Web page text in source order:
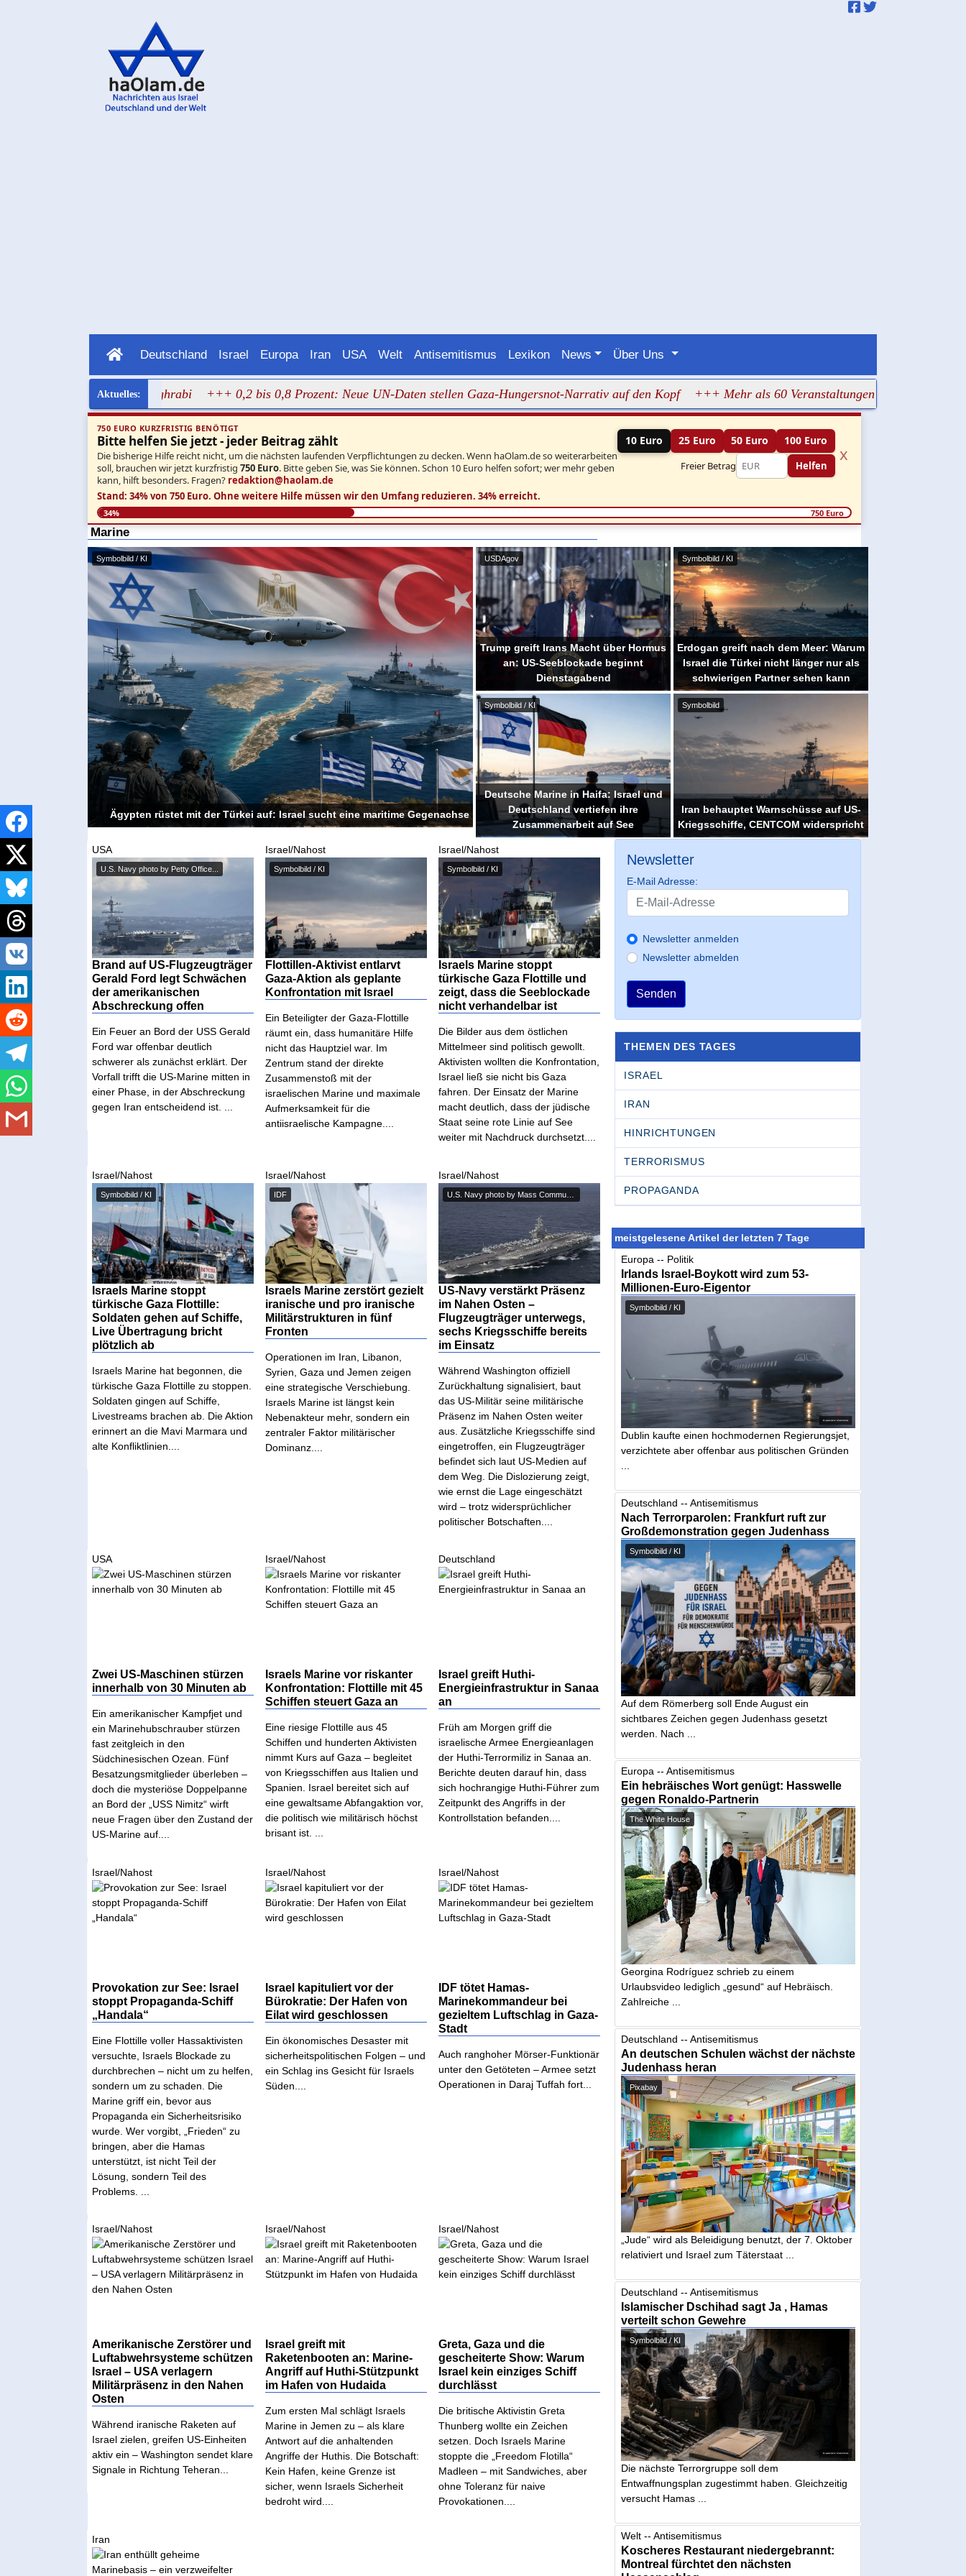
Deutschland Israel Europa Iran USA Welt Antisemitismus Lexikon News Über Uns
Bild von Dalal Mughrabi +++ 0,2 bis 0,8 Prozent: Neue UN-Daten stellen Gaza-Hungersnot-Narrativ auf den Kopf +++ Mehr als 60 Veranstaltungen machen jüdisches
750 EURO KURZFRISTIG BENÖTIGT
Bitte helfen Sie jetzt - jeder Beitrag zählt
Die bisherige Hilfe reicht nicht, um die nächsten laufenden Verpflichtungen zu decken. Wenn haOlam.de so weiterarbeiten
soll, brauchen wir jetzt kurzfristig 750 Euro. Bitte geben Sie, was Sie können. Schon 10 Euro helfen sofort; wer mehr geben
kann, hilft besonders. Fragen? redaktion@haolam.de
10 Euro 25 Euro 50 Euro 100 Euro
Freier Betrag Helfen
x
Stand: 34% von 750 Euro. Ohne weitere Hilfe müssen wir den Umfang reduzieren. 34% erreicht.
34% 750 Euro
Marine
Symbolbild / KI
Ägypten rüstet mit der Türkei auf: Israel sucht eine maritime Gegenachse
USDAgov
Trump greift Irans Macht über Hormus
an: US-Seeblockade beginnt
Dienstagabend
Symbolbild / KI
Erdogan greift nach dem Meer: Warum
Israel die Türkei nicht länger nur als
schwierigen Partner sehen kann
Symbolbild / KI
Deutsche Marine in Haifa: Israel und
Deutschland vertiefen ihre
Zusammenarbeit auf See
Symbolbild
Iran behauptet Warnschüsse auf US-
Kriegsschiffe, CENTCOM widerspricht
USA
U.S. Navy photo by Petty Office...
Brand auf US-Flugzeugträger
Gerald Ford legt Schwächen
der amerikanischen
Abschreckung offen
Ein Feuer an Bord der USS Gerald
Ford war offenbar deutlich
schwerer als zunächst erklärt. Der
Vorfall trifft die US-Marine mitten in
einer Phase, in der Abschreckung
gegen Iran entscheidend ist. ...
Israel/Nahost
Symbolbild / KI
Flottillen-Aktivist entlarvt
Gaza-Aktion als geplante
Konfrontation mit Israel
Ein Beteiligter der Gaza-Flottille
räumt ein, dass humanitäre Hilfe
nicht das Hauptziel war. Im
Zentrum stand der direkte
Zusammenstoß mit der
israelischen Marine und maximale
Aufmerksamkeit für die
antiisraelische Kampagne....
Israel/Nahost
Symbolbild / KI
Israels Marine stoppt
türkische Gaza Flottille und
zeigt, dass die Seeblockade
nicht verhandelbar ist
Die Bilder aus dem östlichen
Mittelmeer sind politisch gewollt.
Aktivisten wollten die Konfrontation,
Israel ließ sie nicht bis Gaza
fahren. Der Einsatz der Marine
macht deutlich, dass der jüdische
Staat seine rote Linie auf See
weiter mit Nachdruck durchsetzt....
Israel/Nahost
Symbolbild / KI
Israels Marine stoppt
türkische Gaza Flottille:
Soldaten gehen auf Schiffe,
Live Übertragung bricht
plötzlich ab
Israels Marine hat begonnen, die
türkische Gaza Flottille zu stoppen.
Soldaten gingen auf Schiffe,
Livestreams brachen ab. Die Aktion
erinnert an die Mavi Marmara und
alte Konfliktlinien....
Israel/Nahost
IDF
Israels Marine zerstört gezielt
iranische und pro iranische
Militärstrukturen in fünf
Fronten
Operationen im Iran, Libanon,
Syrien, Gaza und Jemen zeigen
eine strategische Verschiebung.
Israels Marine ist längst kein
Nebenakteur mehr, sondern ein
zentraler Faktor militärischer
Dominanz....
Israel/Nahost
US-Navy verstärkt Präsenz
im Nahen Osten –
Flugzeugträger unterwegs,
sechs Kriegsschiffe bereits
im Einsatz
Während Washington offiziell
Zurückhaltung signalisiert, baut
das US-Militär seine militärische
Präsenz im Nahen Osten weiter
aus. Zusätzliche Kriegsschiffe sind
eingetroffen, ein Flugzeugträger
befindet sich laut US-Medien auf
dem Weg. Die Dislozierung zeigt,
wie ernst die Lage eingeschätzt
wird – trotz widersprüchlicher
politischer Botschaften....
USA
Zwei US-Maschinen stürzen
innerhalb von 30 Minuten ab
Ein amerikanischer Kampfjet und
ein Marinehubschrauber stürzen
fast zeitgleich in den
Südchinesischen Ozean. Fünf
Besatzungsmitglieder überleben –
doch die mysteriöse Doppelpanne
an Bord der „USS Nimitz“ wirft
neue Fragen über den Zustand der
US-Marine auf....
Israel/Nahost
Israels Marine vor riskanter
Konfrontation: Flottille mit 45
Schiffen steuert Gaza an
Eine riesige Flottille aus 45
Schiffen und hunderten Aktivisten
nimmt Kurs auf Gaza – begleitet
von Kriegsschiffen aus Italien und
Spanien. Israel bereitet sich auf
eine gewaltsame Abfangaktion vor,
die politisch wie militärisch höchst
brisant ist. ...
Deutschland
Israel greift Huthi-
Energieinfrastruktur in Sanaa
an
Früh am Morgen griff die
israelische Armee Energieanlagen
der Huthi-Terrormiliz in Sanaa an.
Berichte deuten darauf hin, dass
sich hochrangige Huthi-Führer zum
Zeitpunkt des Angriffs in der
Kontrollstation befanden....
Israel/Nahost
Provokation zur See: Israel
stoppt Propaganda-Schiff
„Handala“
Eine Flottille voller Hassaktivisten
versuchte, Israels Blockade zu
durchbrechen – nicht um zu helfen,
sondern um zu schaden. Die
Marine griff ein, bevor aus
Propaganda ein Sicherheitsrisiko
wurde. Wer vorgibt, „Frieden“ zu
bringen, aber die Hamas
unterstützt, ist nicht Teil der
Lösung, sondern Teil des
Problems. ...
Israel/Nahost
Israel kapituliert vor der
Bürokratie: Der Hafen von
Eilat wird geschlossen
Ein ökonomisches Desaster mit
sicherheitspolitischen Folgen – und
ein Schlag ins Gesicht für Israels
Süden....
Israel/Nahost
IDF tötet Hamas-
Marinekommandeur bei
gezieltem Luftschlag in Gaza-
Stadt
Auch ranghoher Mörser-Funktionär
unter den Getöteten – Armee setzt
Operationen in Daraj Tuffah fort...
Israel/Nahost
Amerikanische Zerstörer und
Luftabwehrsysteme schützen
Israel – USA verlagern
Militärpräsenz in den Nahen
Osten
Während iranische Raketen auf
Israel zielen, greifen US-Einheiten
aktiv ein – Washington sendet klare
Signale in Richtung Teheran...
Israel/Nahost
Israel greift mit
Raketenbooten an: Marine-
Angriff auf Huthi-Stützpunkt
im Hafen von Hudaida
Zum ersten Mal schlägt Israels
Marine in Jemen zu – als klare
Antwort auf die anhaltenden
Angriffe der Huthis. Die Botschaft:
Kein Hafen, keine Grenze ist
sicher, wenn Israels Sicherheit
bedroht wird....
Israel/Nahost
Greta, Gaza und die
gescheiterte Show: Warum
Israel kein einziges Schiff
durchlässt
Die britische Aktivistin Greta
Thunberg wollte ein Zeichen
setzen. Doch Israels Marine
stoppte die „Freedom Flotilla“
Madleen – mit Sandwiches, aber
ohne Toleranz für naive
Provokationen....
Iran
Newsletter
E-Mail Adresse:
Newsletter anmelden
Newsletter abmelden
Senden
THEMEN DES TAGES
ISRAEL
IRAN
HINRICHTUNGEN
TERRORISMUS
PROPAGANDA
meistgelesene Artikel der letzten 7 Tage
Europa -- Politik
Irlands Israel-Boykott wird zum 53-
Millionen-Euro-Eigentor
Symbolbild / KI
Dublin kaufte einen hochmodernen Regierungsjet,
verzichtete aber offenbar aus politischen Gründen
Deutschland -- Antisemitismus
Nach Terrorparolen: Frankfurt ruft zur
Großdemonstration gegen Judenhass
Symbolbild / KI
Auf dem Römerberg soll Ende August ein
sichtbares Zeichen gegen Judenhass gesetzt
werden. Nach ...
Europa -- Antisemitismus
Ein hebräisches Wort genügt: Hasswelle
gegen Ronaldo-Partnerin
The White House
Georgina Rodríguez schrieb zu einem
Urlaubsvideo lediglich „gesund“ auf Hebräisch.
Zahlreiche ...
Deutschland -- Antisemitismus
An deutschen Schulen wächst der nächste
Judenhass heran
Pixabay
„Jude“ wird als Beleidigung benutzt, der 7. Oktober
relativiert und Israel zum Täterstaat ...
Deutschland -- Antisemitismus
Islamischer Dschihad sagt Ja , Hamas
verteilt schon Gewehre
Symbolbild / KI
Die nächste Terrorgruppe soll dem
Entwaffnungsplan zugestimmt haben. Gleichzeitig
versucht Hamas ...
Welt -- Antisemitismus
Koscheres Restaurant niedergebrannt:
Montreal fürchtet den nächsten